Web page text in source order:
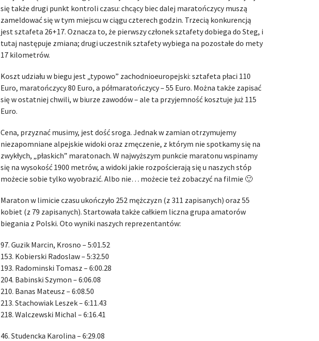
się także drugi punkt kontroli czasu: chcący biec dalej maratończycy muszą
zameldować się w tym miejscu w ciągu czterech godzin. Trzecią konkurencją
jest sztafeta 26+17. Oznacza to, że pierwszy członek sztafety dobiega do Steg, i
tutaj następuje zmiana; drugi uczestnik sztafety wybiega na pozostałe do mety
17 kilometrów.
Koszt udziału w biegu jest „typowo” zachodnioeuropejski: sztafeta płaci 110
Euro, maratończycy 80 Euro, a półmaratończycy – 55 Euro. Można także zapisać
się w ostatniej chwili, w biurze zawodów – ale ta przyjemność kosztuje już 115
Euro.
Cena, przyznać musimy, jest dość sroga. Jednak w zamian otrzymujemy
niezapomniane alpejskie widoki oraz zmęczenie, z którym nie spotkamy się na
zwykłych, „płaskich” maratonach. W najwyższym punkcie maratonu wspinamy
się na wysokość 1900 metrów, a widoki jakie rozpościerają się u naszych stóp
możecie sobie tylko wyobrazić. Albo nie… możecie też zobaczyć na filmie 🙂
Maraton w limicie czasu ukończyło 252 mężczyzn (z 311 zapisanych) oraz 55
kobiet (z 79 zapisanych). Startowała także całkiem liczna grupa amatorów
biegania z Polski. Oto wyniki naszych reprezentantów:
97. Guzik Marcin, Krosno – 5:01.52
153. Kobierski Radoslaw – 5:32.50
193. Radominski Tomasz – 6:00.28
204. Babinski Szymon – 6:06.08
210. Banas Mateusz – 6:08.50
213. Stachowiak Leszek – 6:11.43
218. Walczewski Michal – 6:16.41
46. Studencka Karolina – 6:29.08